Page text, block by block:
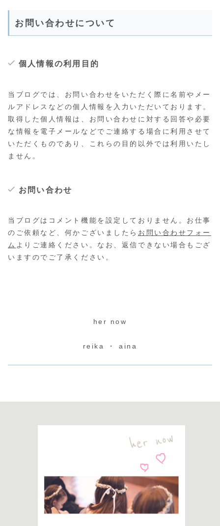
お問い合わせについて
個人情報の利用目的
当ブログでは、お問い合わせをいただく際に名前やメー
ルアドレスなどの個人情報を入力いただいております。
取得した個人情報は、お問い合わせに対する回答や必要
な情報を電子メールなどでご連絡する場合に利用させて
いただくものであり、これらの目的以外では利用いたし
ません。
お問い合わせ
当ブログはコメント機能を設定しておりません。お仕事
のご依頼など、何かございましたら お問い合わせフォー
ム よりご連絡ください。なお、返信できない場合もござ
いますのでご了承ください。
her now
reika ・ aina